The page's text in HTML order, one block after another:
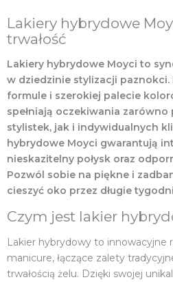
Lakiery hybrydowe
trwałość
Lakiery hybrydowe Moyci to
w dziedzinie stylizacji
formule i szerokiej palecie
spełniają oczekiwania
stylistek, jak i indywidualnych
hybrydowe Moyci gwarantują
nieskazitelny połysk oraz
Pozwól sobie na piękne i
cieszyć oko przez długie
Czym jest lakier
Lakier hybrydowy to innowacyjne
manicure, łączące zalety
trwałością żelu. Dzięki swojej